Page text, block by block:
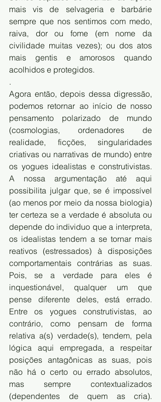
mais vis de selvageria e barbárie
sempre que nos sentimos com medo,
raiva, dor ou fome (em nome da
civilidade muitas vezes); ou dos atos
mais gentis e amorosos quando
acolhidos e protegidos.
.
Agora então, depois dessa digressão,
podemos retornar ao início de nosso
pensamento polarizado de mundo
(cosmologias, ordenadores de
realidade, ficções, singularidades
criativas ou narrativas de mundo) entre
os yogues idealistas e construtivistas.
A nossa argumentação até aqui
possibilita julgar que, se é impossível
(ao menos por meio da nossa biologia)
ter certeza se a verdade é absoluta ou
depende do individuo que a interpreta,
os idealistas tendem a se tornar mais
reativos (estressados) à disposições
comportamentais contrárias as suas.
Pois, se a verdade para eles é
inquestionável, qualquer um que
pense diferente deles, está errado.
Entre os yogues construtivistas, ao
contrário, como pensam de forma
relativa a(s) verdade(s), tendem, pela
lógica aqui empregada, a respeitar
posições antagônicas as suas, pois
não há o certo ou errado absolutos,
mas sempre contextualizados
(dependentes de quem as cria).